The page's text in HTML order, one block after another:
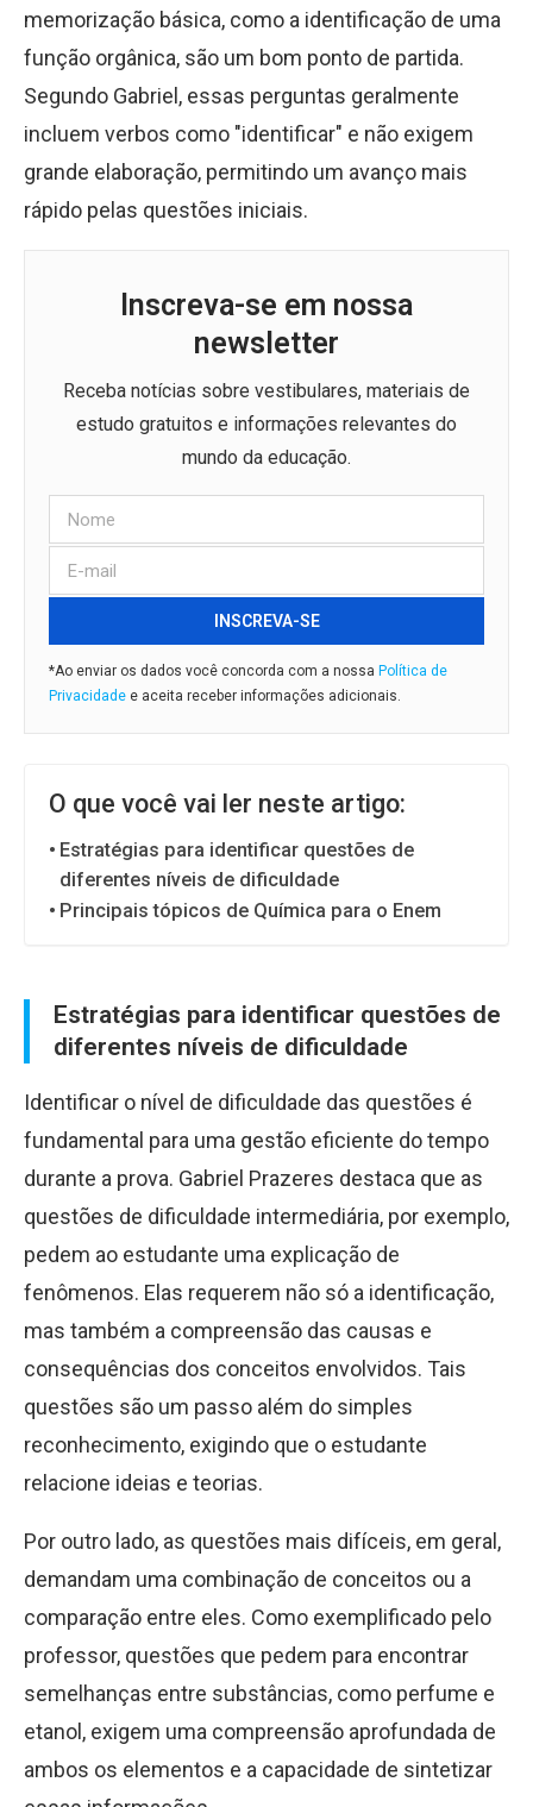
memorização básica, como a identificação de uma
função orgânica, são um bom ponto de partida.
Segundo Gabriel, essas perguntas geralmente
incluem verbos como "identificar" e não exigem
grande elaboração, permitindo um avanço mais
rápido pelas questões iniciais.
Inscreva-se em nossa
newsletter
Receba notícias sobre vestibulares, materiais de
estudo gratuitos e informações relevantes do
mundo da educação.
INSCREVA-SE
*Ao enviar os dados você concorda com a nossa Política de
Privacidade e aceita receber informações adicionais.
O que você vai ler neste artigo:
Estratégias para identificar questões de
diferentes níveis de dificuldade
Principais tópicos de Química para o Enem
Estratégias para identificar questões de
diferentes níveis de dificuldade
Identificar o nível de dificuldade das questões é
fundamental para uma gestão eficiente do tempo
durante a prova. Gabriel Prazeres destaca que as
questões de dificuldade intermediária, por exemplo,
pedem ao estudante uma explicação de
fenômenos. Elas requerem não só a identificação,
mas também a compreensão das causas e
consequências dos conceitos envolvidos. Tais
questões são um passo além do simples
reconhecimento, exigindo que o estudante
relacione ideias e teorias.
Por outro lado, as questões mais difíceis, em geral,
demandam uma combinação de conceitos ou a
comparação entre eles. Como exemplificado pelo
professor, questões que pedem para encontrar
semelhanças entre substâncias, como perfume e
etanol, exigem uma compreensão aprofundada de
ambos os elementos e a capacidade de sintetizar